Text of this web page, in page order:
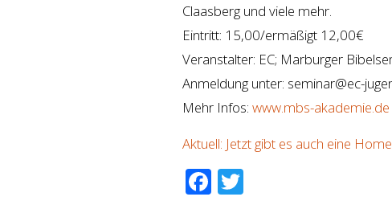
Claasberg und viele mehr.
Eintritt: 15,00/ermäßigt 12,00€
Veranstalter: EC; Marburger
Anmeldung unter: seminar@ec-
Mehr Infos: www.mbs-akademie.de
Aktuell: Jetzt gibt es auch eine
Facebook